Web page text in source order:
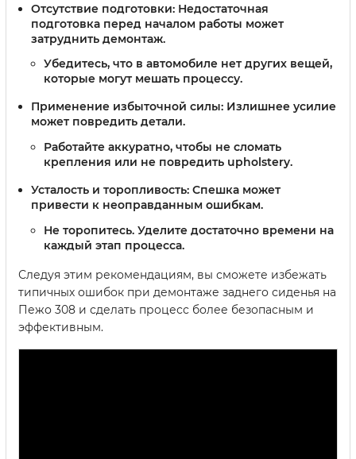
Отсутствие подготовки: Недостаточная
подготовка перед началом работы может
затруднить демонтаж.
Убедитесь, что в автомобиле нет других вещей,
которые могут мешать процессу.
Применение избыточной силы: Излишнее усилие
может повредить детали.
Работайте аккуратно, чтобы не сломать
крепления или не повредить upholstery.
Усталость и торопливость: Спешка может
привести к неоправданным ошибкам.
Не торопитесь. Уделите достаточно времени на
каждый этап процесса.
Следуя этим рекомендациям, вы сможете избежать
типичных ошибок при демонтаже заднего сиденья на
Пежо 308 и сделать процесс более безопасным и
эффективным.